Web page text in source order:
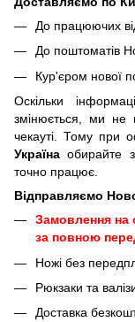
До працюючих
До поштоматів
Кур'єром нової
Оскільки
змінюється, ми не
чекауті. Тому при
Україна обирайте
точно працює.
Відправляємо
Замовлення на
за повною
Ножі без
Рюкзаки та
Доставка